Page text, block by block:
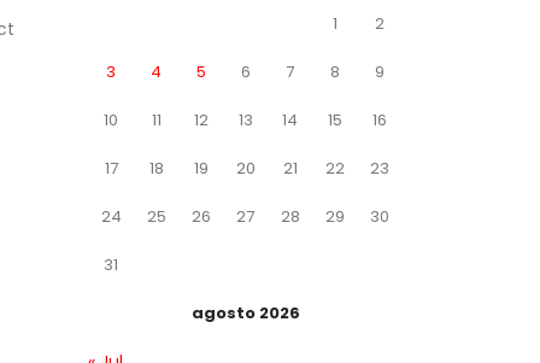
agosto 2026
1 2
3 4 5 6 7 8 9
10 11 12 13 14 15 16
17 18 19 20 21 22 23
24 25 26 27 28 29 30
31